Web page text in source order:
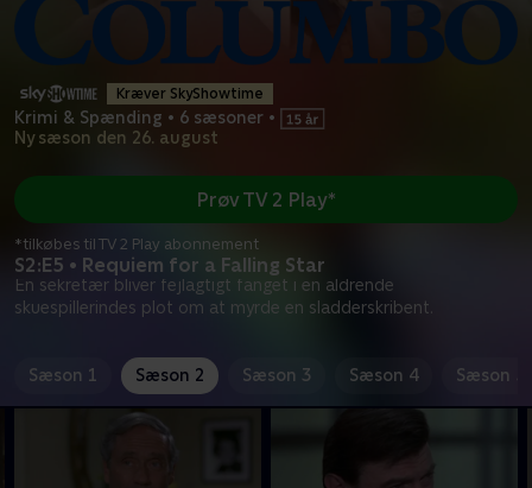
Kræver SkyShowtime
Krimi & Spænding • 6 sæsoner •
Ny sæson den 26. august
S2:E5 • Requiem for a Falling Star
En sekretær bliver fejlagtigt fanget i en aldrende
skuespillerindes plot om at myrde en sladderskribent.
Prøv TV 2 Play*
*tilkøbes til TV 2 Play abonnement
Sæson 1 Sæson 2 Sæson 3 Sæson 4 Sæson 5